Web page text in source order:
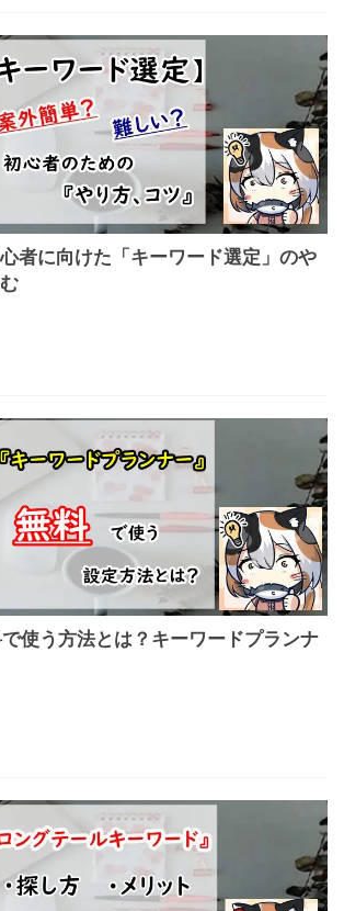
心者に向けた「キーワード選定」のや
で使う方法とは？キーワードプランナ